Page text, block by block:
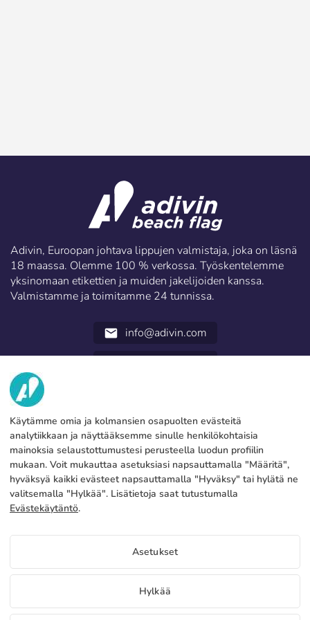
Ilmaisia lippunäytteitä ja luetteloita
Käytä sitä mainostaaksesi lippujen myyntiä yrityksessäsi.
Lähetämme sinulle myös 10 luettelon paketin, jotka ovat
Haluan rekisteröityä.
Adivin, Euroopan johtava lippujen valmistaja, joka on läsnä
18 maassa. Olemme 100 % verkossa. Työskentelemme
yksinomaan etikettien ja muiden jakelijoiden kanssa.
Valmistamme ja toimitamme 24 tunnissa.
email info@adivin.com
TIETOA MEISTÄ
Tehdas
Ota yhteyttä
Blog
PALVELUT
Maksutavat
Tuotanto ja toimitus
FAQs
OIKEUDELLISET TIEDOT
Oikeudellinen huomautus
Yleiset ehdot
Evästeet politiikka
Tietosuojakäytäntö
FI
Käytämme omia ja kolmansien osapuolten evästeitä
analytiikkaan ja näyttääksemme sinulle henkilökohtaisia
mainoksia selaustottumustesi perusteella luodun profiilin
mukaan. Voit mukauttaa asetuksiasi napsauttamalla "Määritä",
hyväksyä kaikki evästeet napsauttamalla "Hyväksy" tai hylätä ne
valitsemalla "Hylkää". Lisätietoja saat tutustumalla
Evästekäytäntö.
Asetukset
Hylkää